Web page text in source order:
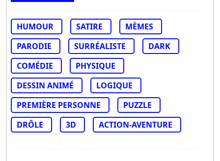
HUMOUR SATIRE
MÈMES
PARODIE
SURRÉALISTE
DARK
COMÉDIE
PHYSIQUE
DESSIN ANIMÉ
LOGIQUE
PREMIÈRE PERSONNE
PUZZLE
DRÔLE
3D ACTION-AVENTURE